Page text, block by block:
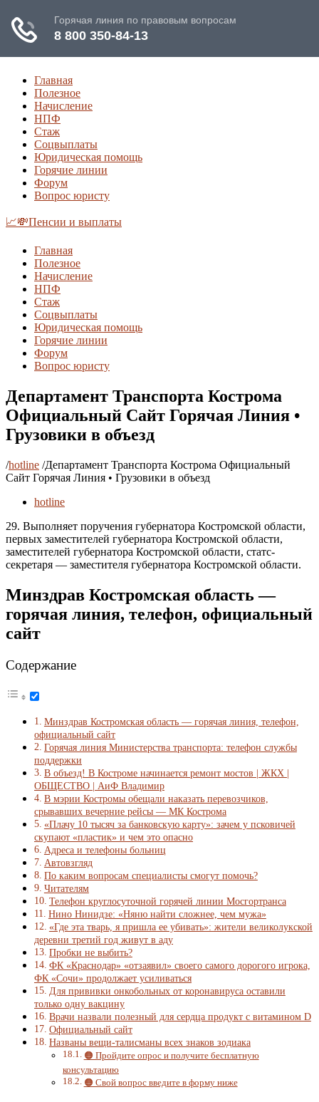
Главная
Полезное
Начисление
НПФ
Стаж
Соцвыплаты
Юридическая помощь
Горячие линии
Форум
Вопрос юристу
📈💸Пенсии и выплаты
Главная
Полезное
Начисление
НПФ
Стаж
Соцвыплаты
Юридическая помощь
Горячие линии
Форум
Вопрос юристу
Департамент Транспорта Кострома
Официальный Сайт Горячая Линия •
Грузовики в объезд
/hotline /Департамент Транспорта Кострома Официальный
Сайт Горячая Линия • Грузовики в объезд
hotline
29. Выполняет поручения губернатора Костромской области,
первых заместителей губернатора Костромской области,
заместителей губернатора Костромской области, статс-
секретаря — заместителя губернатора Костромской области.
Минздрав Костромская область —
горячая линия, телефон, официальный
сайт
Содержание
Минздрав Костромская область — горячая линия, телефон,
официальный сайт
Горячая линия Министерства транспорта: телефон службы
поддержки
В объезд! В Костроме начинается ремонт мостов | ЖКХ |
ОБЩЕСТВО | АиФ Владимир
В мэрии Костромы обещали наказать перевозчиков,
срывавших вечерние рейсы — МК Кострома
«Плачу 10 тысяч за банковскую карту»: зачем у псковичей
скупают «пластик» и чем это опасно
Адреса и телефоны больниц
Автовзгляд
По каким вопросам специалисты смогут помочь?
Читателям
Телефон круглосуточной горячей линии Мосгортранса
Нино Нинидзе: «Няню найти сложнее, чем мужа»
«Где эта тварь, я пришла ее убивать»: жители великолукской
деревни третий год живут в аду
Пробки не выбить?
ФК «Краснодар» «отзаявил» своего самого дорогого игрока,
ФК «Сочи» продолжает усиливаться
Для прививки онкобольных от коронавируса оставили
только одну вакцину
Врачи назвали полезный для сердца продукт с витамином D
Официальный сайт
Названы вещи-талисманы всех знаков зодиака
🟠 Пройдите опрос и получите бесплатную
консультацию
🟠 Свой вопрос введите в форму ниже